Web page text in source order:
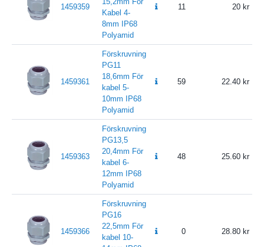
1459359
Kabel 4-
8mm IP68
Polyamid
11 20
1459361
Förskruvning
PG11
18,6mm För
kabel 5-
10mm IP68
Polyamid
59 22.40
1459363
Förskruvning
PG13,5
20,4mm För
kabel 6-
12mm IP68
Polyamid
48 25.60
1459366
Förskruvning
PG16
22,5mm För
kabel 10-
0 28.80